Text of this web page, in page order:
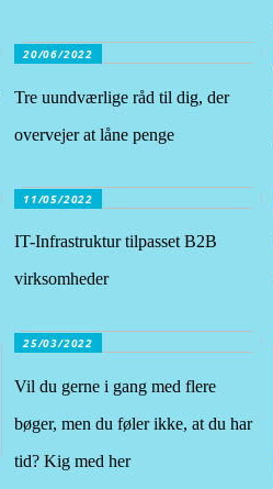
20/06/2022
Tre uundværlige råd til dig, der
overvejer at låne penge
11/05/2022
IT-Infrastruktur tilpasset B2B
virksomheder
25/03/2022
Vil du gerne i gang med flere
bøger, men du føler ikke, at du har
tid? Kig med her